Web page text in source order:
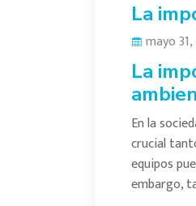
La
mayo 31,
La
En la
crucial
equipos
embargo,